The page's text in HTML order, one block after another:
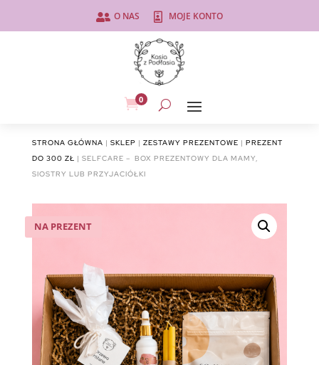
 O NAS  MOJE KONTO
0
STRONA GŁÓWNA | SKLEP | ZESTAWY PREZENTOWE | PREZENT
DO 300 ZŁ | SELFCARE – BOX PREZENTOWY DLA MAMY,
SIOSTRY LUB PRZYJACIÓŁKI
NA PREZENT